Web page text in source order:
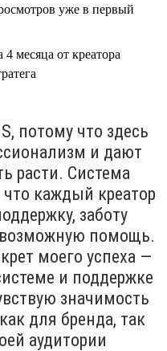
уже в первый
месяца от креатора
потому что здесь
и дают
расти. Система
что каждый креатор
заботу
помощь.
моего успеха —
и поддержке
значимость
для бренда, так
аудитории